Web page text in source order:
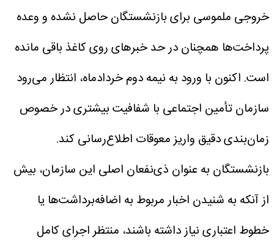
خروجی ملموسی برای بازنشستگان حاصل نشده و وعده
پرداخت‌ها همچنان در حد خبرهای روی کاغذ باقی مانده
است. اکنون با ورود به نیمه دوم خردادماه، انتظار می‌رود
سازمان تأمین اجتماعی با شفافیت بیشتری در خصوص
زمان‌بندی دقیق واریز معوقات اطلاع‌رسانی کند.
بازنشستگان به عنوان ذی‌نفعان اصلی این سازمان، بیش
از آنکه به شنیدن اخبار مربوط به اضافه‌برداشت‌ها یا
خطوط اعتباری نیاز داشته باشند، منتظر اجرای کامل